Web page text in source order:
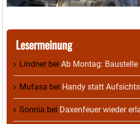
Lesermeinung
Lindnerbei Ab Montag: Baustelle
Mufasa bei Handy statt
Sonnia bei Daxenfeuer wieder